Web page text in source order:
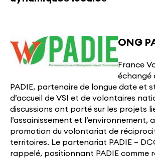
ONG
France
échangé
PADIE, partenaire de longue date et
d’accueil de VSI et de volontaires
discussions ont porté sur les projets
l’assainissement et l’environnement,
promotion du volontariat de
territoires. Le partenariat PADIE –
rappelé, positionnant PADIE comme